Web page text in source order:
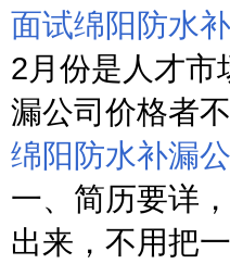
面试绵阳防水
2月份是人才市
漏公司价格者
绵阳防水补漏
一、简历要详
出来，不用把